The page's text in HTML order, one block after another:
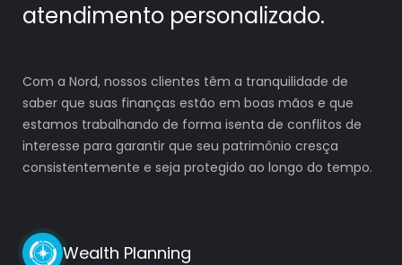
atendimento personalizado.
Com a Nord, nossos clientes têm a tranquilidade de
saber que suas finanças estão em boas mãos e que
estamos trabalhando de forma isenta de conflitos de
interesse para garantir que seu patrimônio cresça
consistentemente e seja protegido ao longo do tempo.
Wealth Planning